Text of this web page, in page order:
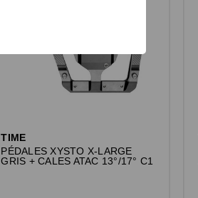
TIME
PÉDALES XYSTO X-LARGE
GRIS + CALES ATAC 13°/17° C1